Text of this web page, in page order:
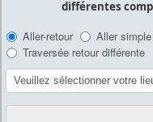
différentes